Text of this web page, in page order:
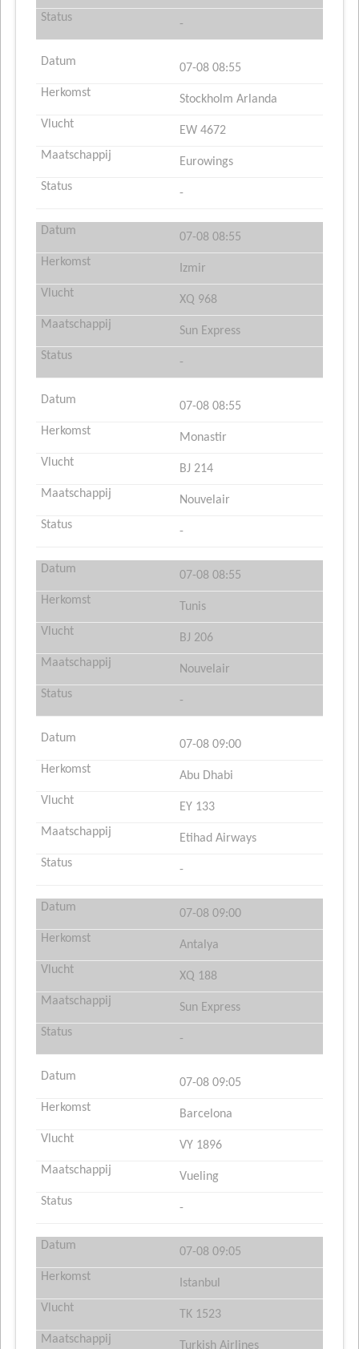
-
07-08 08:55
Stockholm Arlanda
EW 4672
Eurowings
-
07-08 08:55
Izmir
XQ 968
Sun Express
-
07-08 08:55
Monastir
BJ 214
Nouvelair
-
07-08 08:55
Tunis
BJ 206
Nouvelair
-
07-08 09:00
Abu Dhabi
EY 133
Etihad Airways
-
07-08 09:00
Antalya
XQ 188
Sun Express
-
07-08 09:05
Barcelona
VY 1896
Vueling
-
07-08 09:05
Istanbul
TK 1523
Turkish Airlines